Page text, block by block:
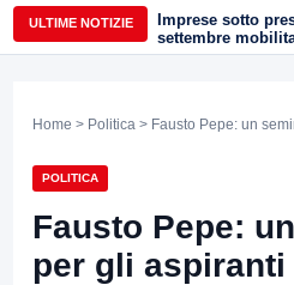
ULTIME NOTIZIE
Imprese sotto
settembre
e Avellino”
Home > Politica > Fausto Pepe: un
POLITICA
Fausto Pepe:
per gli